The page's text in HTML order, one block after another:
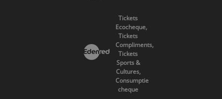
Tickets
Ecocheque,
Tickets
Compliments,
Tickets
Sports &
Cultures,
Consumptie
cheque